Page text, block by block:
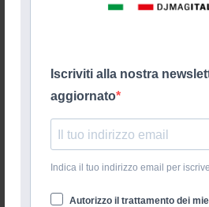
Iscriviti alla nostra
aggiornato
Indica il tuo indirizzo email per
Autorizzo il trattamento dei